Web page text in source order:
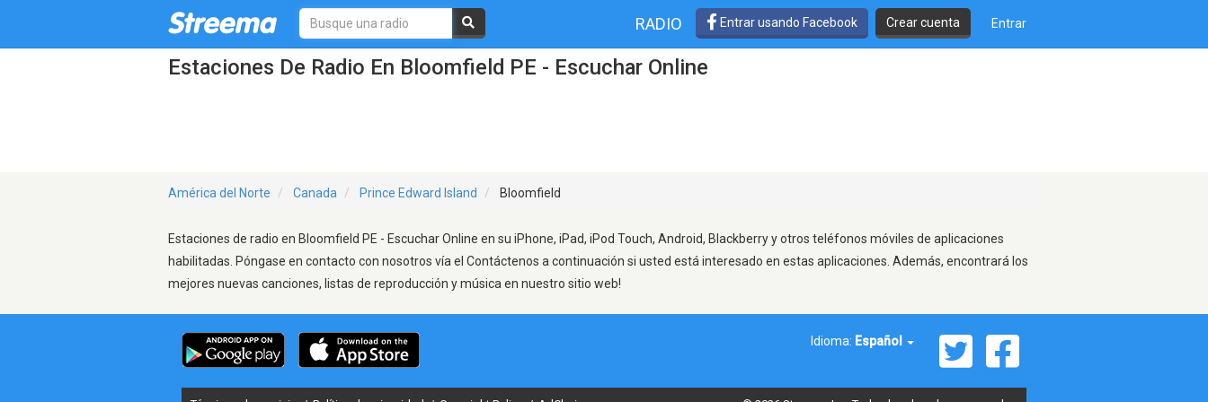
RADIO Entrar usando Facebook Crear cuenta Entrar
Estaciones De Radio En Bloomfield PE - Escuchar Online
América del Norte Canada Prince Edward Island Bloomfield
Estaciones de radio en Bloomfield PE - Escuchar Online en su iPhone, iPad, iPod Touch, Android, Blackberry y otros teléfonos móviles de aplicaciones
habilitadas. Póngase en contacto con nosotros vía el Contáctenos a continuación si usted está interesado en estas aplicaciones. Además, encontrará los
mejores nuevas canciones, listas de reproducción y música en nuestro sitio web!
Idioma: Español